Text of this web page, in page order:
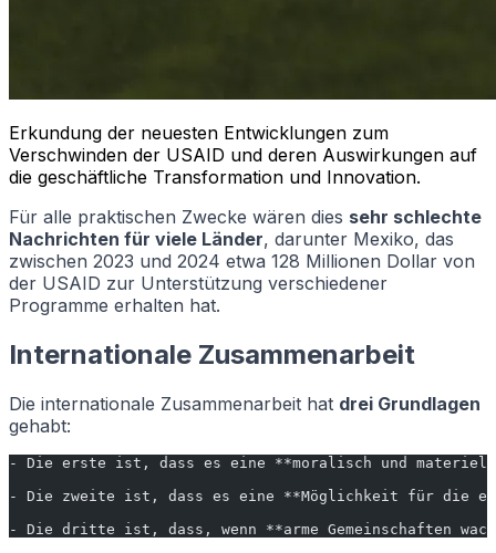
Erkundung der neuesten Entwicklungen zum
Verschwinden der USAID und deren Auswirkungen auf
die geschäftliche Transformation und Innovation.
Für alle praktischen Zwecke wären dies sehr schlechte
Nachrichten für viele Länder, darunter Mexiko, das
zwischen 2023 und 2024 etwa 128 Millionen Dollar von
der USAID zur Unterstützung verschiedener
Programme erhalten hat.
Internationale Zusammenarbeit
Die internationale Zusammenarbeit hat drei Grundlagen
gehabt:
- Die erste ist, dass es eine **moralisch und materiell
- Die zweite ist, dass es eine **Möglichkeit für die
- Die dritte ist, dass, wenn **arme Gemeinschaften